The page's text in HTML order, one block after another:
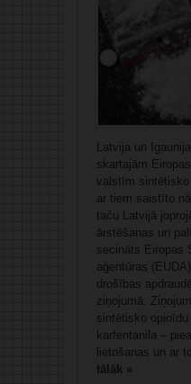
Latvija un
skartajām
valstīm
ar tiem saistīto
taču Latvijā
ārstēšanas un
secināts Eiropas
aģentūras
drošības
ziņojumā.
sintētisko
karfentanila –
lietošanas un ar
tālāk »